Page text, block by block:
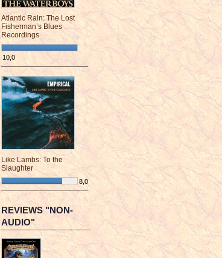
Atlantic Rain: The Lost
Fisherman’s Blues
Recordings
10,0
¯¯¯¯¯¯¯¯¯¯¯¯¯¯¯¯¯¯¯¯¯¯¯¯
Like Lambs: To the
Slaughter
8,0
¯¯¯¯¯¯¯¯¯¯¯¯¯¯¯¯¯¯¯¯¯¯¯¯
REVIEWS "NON-
AUDIO"